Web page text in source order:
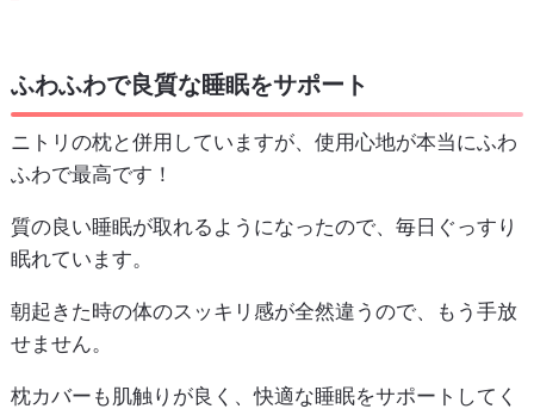
ふわふわで良質な睡眠をサポート
ニトリの枕と併用していますが、使用心地が本当にふわ
ふわで最高です！
質の良い睡眠が取れるようになったので、毎日ぐっすり
眠れています。
朝起きた時の体のスッキリ感が全然違うので、もう手放
せません。
枕カバーも肌触りが良く、快適な睡眠をサポートしてく